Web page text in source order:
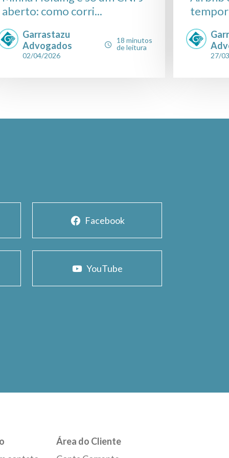
aberto: como corri...
Garrastazu
Advogados
02/04/2026
18 minutos
de leitura
27/
Facebook
YouTube
Área do Cliente